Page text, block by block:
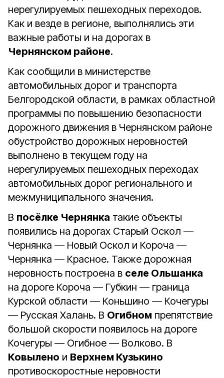
нерегулируемых пешеходных переходов.
Как и везде в регионе, выполнялись эти
важные работы и на дорогах в
Чернянском районе.
Как сообщили в министерстве
автомобильных дорог и транспорта
Белгородской области, в рамках областной
программы по повышению безопасности
дорожного движения в Чернянском районе
обустройство дорожных неровностей
выполнено в текущем году на
нерегулируемых пешеходных переходах
автомобильных дорог регионального и
межмуниципального значения.
В посёлке Чернянка такие объекты
появились на дорогах Старый Оскол —
Чернянка — Новый Оскол и Короча —
Чернянка — Красное. Также дорожная
неровность построена в селе Ольшанка
на дороге Короча — Губкин — граница
Курской области — Коньшино — Кочегуры
— Русская Халань. В Огибном препятствие
большой скорости появилось на дороге
Кочегуры — Огибное — Волково. В
Ковылено и Верхнем Кузькино
противоскоростные неровности